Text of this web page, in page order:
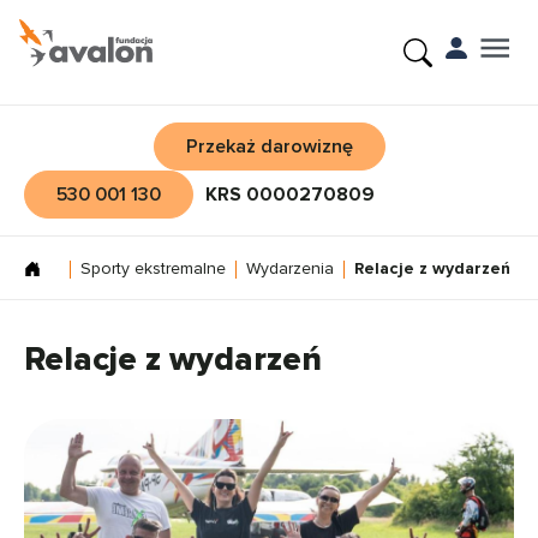
Przekaż darowiznę
530 001 130
KRS 0000270809
Sporty ekstremalne Wydarzenia Relacje z wydarzeń
Relacje z wydarzeń